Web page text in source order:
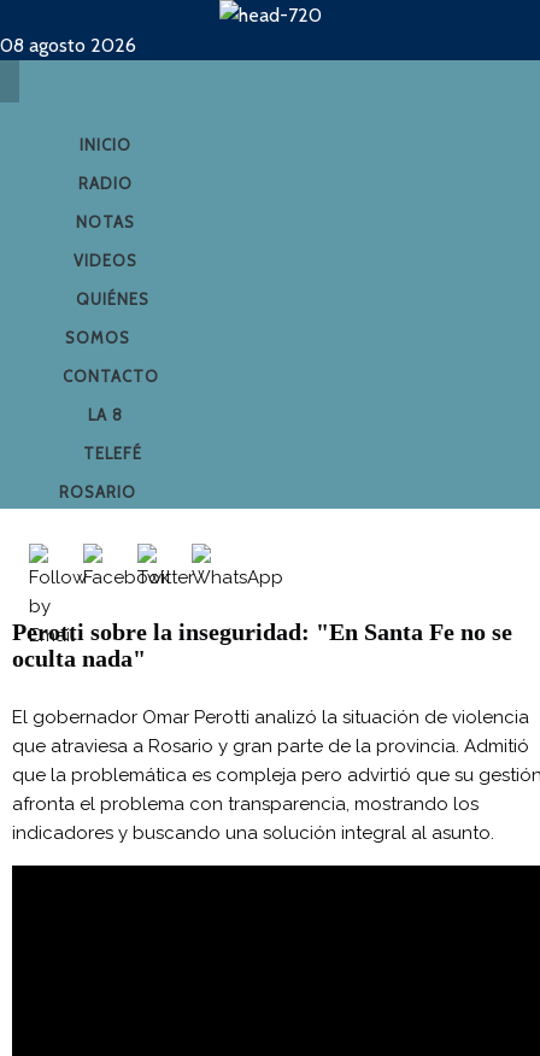
08 agosto 2026
INICIO
RADIO
NOTAS
VIDEOS
QUIÉNES
SOMOS
CONTACTO
LA 8
TELEFÉ
ROSARIO
Perotti sobre la inseguridad: "En Santa Fe no se
oculta nada"
El gobernador Omar Perotti analizó la situación de violencia
que atraviesa a Rosario y gran parte de la provincia. Admitió
que la problemática es compleja pero advirtió que su
afronta el problema con transparencia, mostrando los
indicadores y buscando una solución integral al asunto.